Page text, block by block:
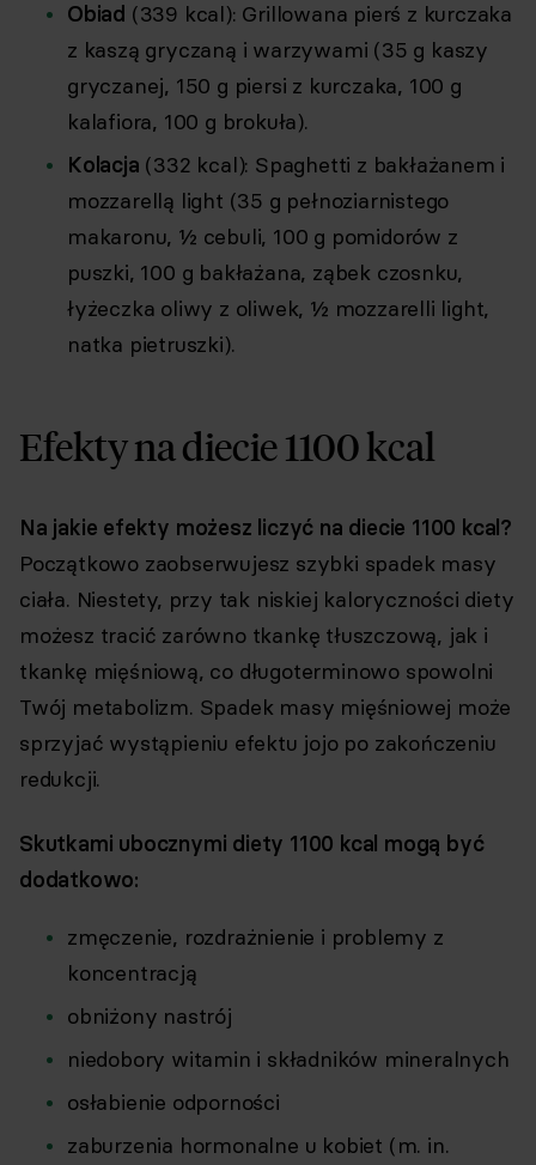
Obiad (339 kcal): Grillowana pierś z kurczaka
z kaszą gryczaną i warzywami (35 g kaszy
gryczanej, 150 g piersi z kurczaka, 100 g
kalafiora, 100 g brokuła).
Kolacja (332 kcal): Spaghetti z bakłażanem i
mozzarellą light (35 g pełnoziarnistego
makaronu, ½ cebuli, 100 g pomidorów z
puszki, 100 g bakłażana, ząbek czosnku,
łyżeczka oliwy z oliwek, ½ mozzarelli light,
natka pietruszki).
Efekty na diecie 1100 kcal
Na jakie efekty możesz liczyć na diecie 1100 kcal?
Początkowo zaobserwujesz szybki spadek masy
ciała. Niestety, przy tak niskiej kaloryczności diety
możesz tracić zarówno tkankę tłuszczową, jak i
tkankę mięśniową, co długoterminowo spowolni
Twój metabolizm. Spadek masy mięśniowej może
sprzyjać wystąpieniu efektu jojo po zakończeniu
redukcji.
Skutkami ubocznymi diety 1100 kcal mogą być
dodatkowo:
zmęczenie, rozdrażnienie i problemy z
koncentracją
obniżony nastrój
niedobory witamin i składników mineralnych
osłabienie odporności
zaburzenia hormonalne u kobiet (m. in.